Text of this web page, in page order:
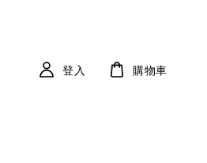
登入 購物車